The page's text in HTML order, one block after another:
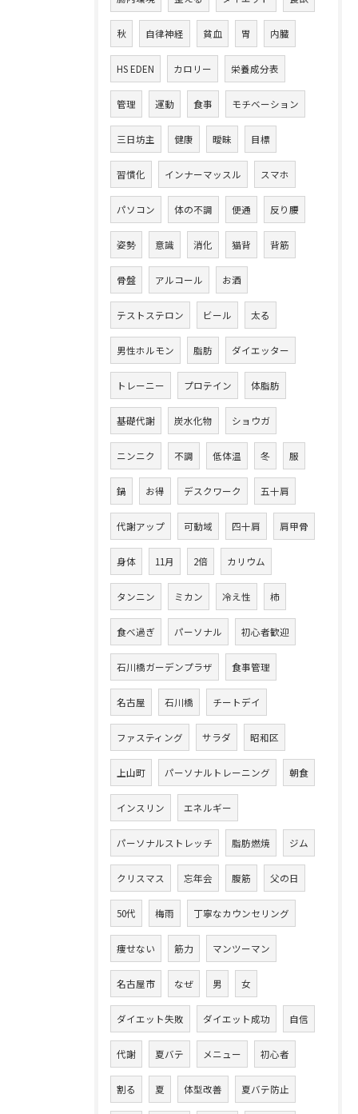
秋 自律神経 貧血 胃 内臓
HS EDEN カロリー 栄養成分表
管理 運動 食事 モチベーション
三日坊主 健康 曖昧 目標
習慣化 インナーマッスル スマホ
パソコン 体の不調 便通 反り腰
姿勢 意識 消化 猫背 背筋
骨盤 アルコール お酒
テストステロン ビール 太る
男性ホルモン 脂肪 ダイエッター
トレーニー プロテイン 体脂肪
基礎代謝 炭水化物 ショウガ
ニンニク 不調 低体温 冬 服
鍋 お得 デスクワーク 五十肩
代謝アップ 可動域 四十肩 肩甲骨
身体 11月 2倍 カリウム
タンニン ミカン 冷え性 柿
食べ過ぎ パーソナル 初心者歓迎
石川橋ガーデンプラザ 食事管理
名古屋 石川橋 チートデイ
ファスティング サラダ 昭和区
上山町 パーソナルトレーニング 朝食
インスリン エネルギー
パーソナルストレッチ 脂肪燃焼 ジム
クリスマス 忘年会 腹筋 父の日
50代 梅雨 丁寧なカウンセリング
痩せない 筋力 マンツーマン
名古屋市 なぜ 男 女
ダイエット失敗 ダイエット成功 自信
代謝 夏バテ メニュー 初心者
割る 夏 体型改善 夏バテ防止